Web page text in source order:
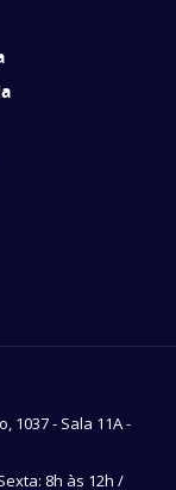
1037 - Sala 11A -
8h às 12h /